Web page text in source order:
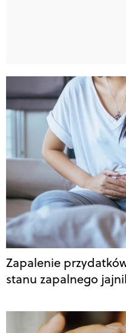
Zapalenie
stanu zapalnego